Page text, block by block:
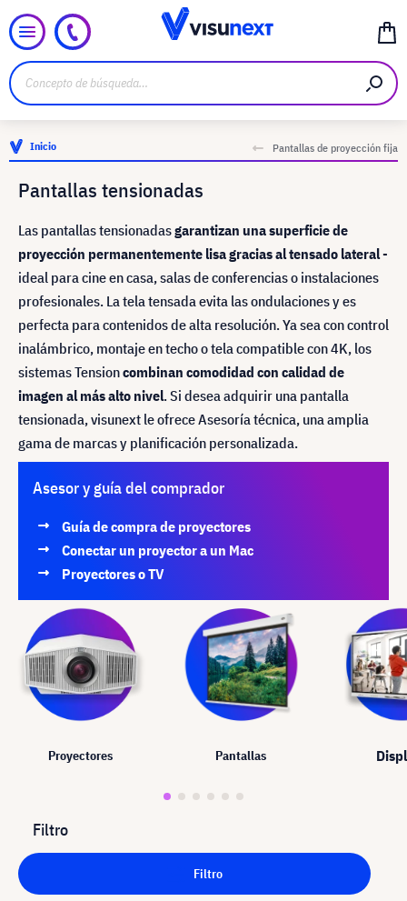
Inicio Pantallas de proyección fija
Pantallas tensionadas
Las pantallas tensionadasgarantizan una superficie de
proyección permanentemente lisa gracias al tensado lateral-
ideal para cine en casa, salas de conferencias o instalaciones
profesionales. La tela tensada evita las ondulaciones y es
perfecta para contenidos de alta resolución. Ya sea con control
inalámbrico, montaje en techo o tela compatible con 4K, los
sistemas Tensioncombinan comodidad con calidad de
imagen al más alto nivel. Si desea adquirir una pantalla
tensionada, visunext le ofrece Asesoría técnica, una amplia
gama de marcas y planificación personalizada.
Asesor y guía del comprador
Guía de compra de proyectores
Conectar un proyector a un Mac
Proyectores o TV
Proyectores Pantallas
Filtro
Filtro